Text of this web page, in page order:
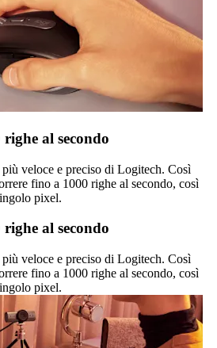
al secondo
veloce e preciso di Logitech. Così
fino a 1000 righe al secondo, così
pixel.
al secondo
veloce e preciso di Logitech. Così
fino a 1000 righe al secondo, così
pixel.